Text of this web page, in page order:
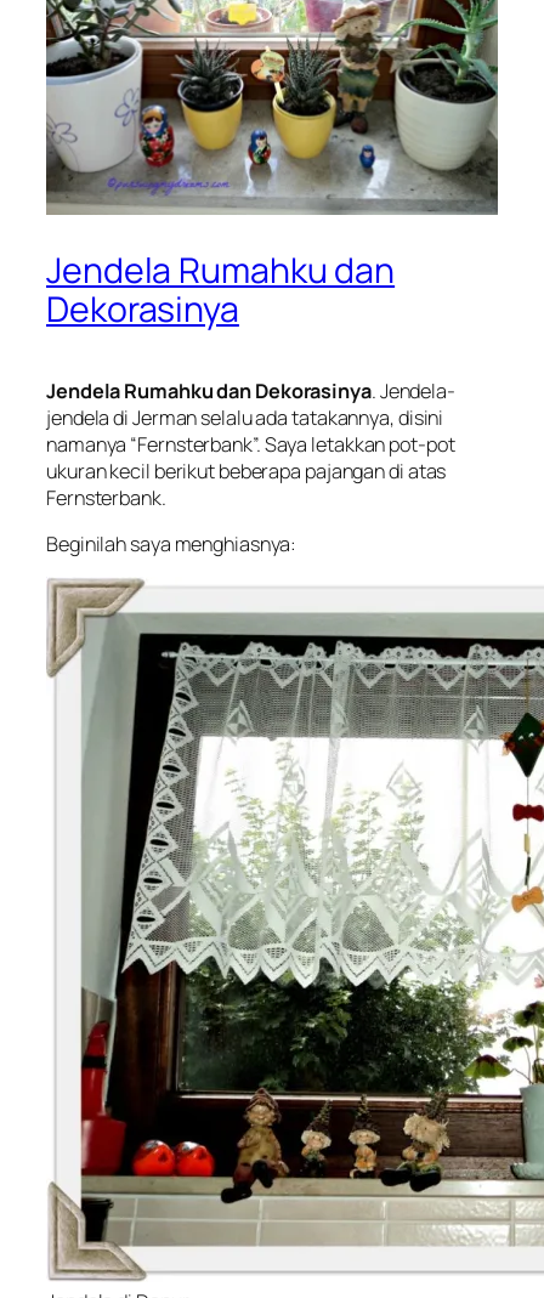
Jendela Rumahku dan
Dekorasinya
Jendela Rumahku dan Dekorasinya. Jendela-
jendela di Jerman selalu ada tatakannya, disini
namanya “Fernsterbank”. Saya letakkan pot-pot
ukuran kecil berikut beberapa pajangan di atas
Fernsterbank.
Beginilah saya menghiasnya: